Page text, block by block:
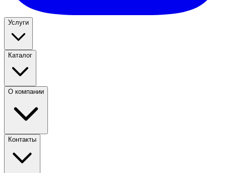
Услуги
Каталог
О компании
Контакты